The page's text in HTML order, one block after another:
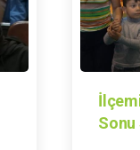
Sonu